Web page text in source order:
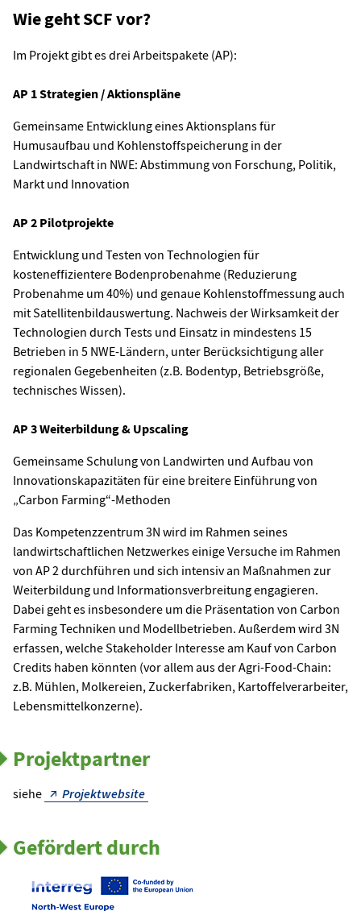
Wie geht SCF vor?
Im Projekt gibt es drei Arbeitspakete (AP):
AP 1 Strategien / Aktionspläne
Gemeinsame Entwicklung eines Aktionsplans für
Humusaufbau und Kohlenstoffspeicherung in der
Landwirtschaft in NWE: Abstimmung von Forschung, Politik,
Markt und Innovation
AP 2 Pilotprojekte
Entwicklung und Testen von Technologien für
kosteneffizientere Bodenprobenahme (Reduzierung
Probenahme um 40%) und genaue Kohlenstoffmessung auch
mit Satellitenbildauswertung. Nachweis der Wirksamkeit der
Technologien durch Tests und Einsatz in mindestens 15
Betrieben in 5 NWE-Ländern, unter Berücksichtigung aller
regionalen Gegebenheiten (z.B. Bodentyp, Betriebsgröße,
technisches Wissen).
AP 3 Weiterbildung & Upscaling
Gemeinsame Schulung von Landwirten und Aufbau von
Innovationskapazitäten für eine breitere Einführung von
„Carbon Farming“-Methoden
Das Kompetenzzentrum 3N wird im Rahmen seines
landwirtschaftlichen Netzwerkes einige Versuche im Rahmen
von AP 2 durchführen und sich intensiv an Maßnahmen zur
Weiterbildung und Informationsverbreitung engagieren.
Dabei geht es insbesondere um die Präsentation von Carbon
Farming Techniken und Modellbetrieben. Außerdem wird 3N
erfassen, welche Stakeholder Interesse am Kauf von Carbon
Credits haben könnten (vor allem aus der Agri-Food-Chain:
z.B. Mühlen, Molkereien, Zuckerfabriken, Kartoffelverarbeiter,
Lebensmittelkonzerne).
Projektpartner
siehe Projektwebsite
Gefördert durch